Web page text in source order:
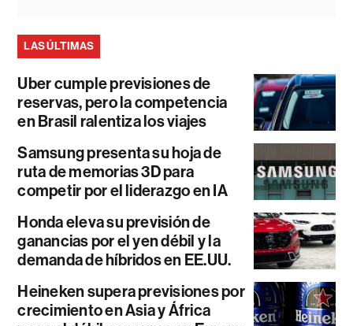
LAS ÚLTIMAS
Uber cumple previsiones de
reservas, pero la competencia
en Brasil ralentiza los viajes
Samsung presenta su hoja de
ruta de memorias 3D para
competir por el liderazgo en IA
Honda eleva su previsión de
ganancias por el yen débil y la
demanda de híbridos en EE.UU.
Heineken supera previsiones por
crecimiento en Asia y África